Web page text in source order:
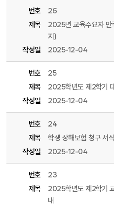
번호
26
제목
2025년 교육수요자 만
지)
작성일
2025-12-04
번호
25
제목
2025학년도 제2학기
작성일
2025-12-04
번호
24
제목
학생 상해보험 청구 서
작성일
2025-12-04
번호
23
제목
2025학년도 제2학기
내